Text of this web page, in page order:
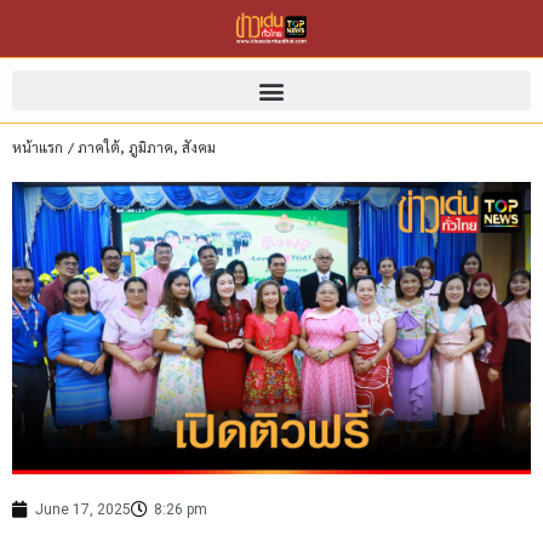
หน้าแรก /ภาคใต้, ภูมิภาค, สังคม
June 17, 2025 8:26 pm